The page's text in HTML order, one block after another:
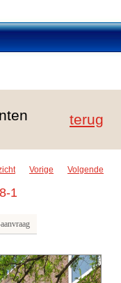
terug
Vorige Volgende
1